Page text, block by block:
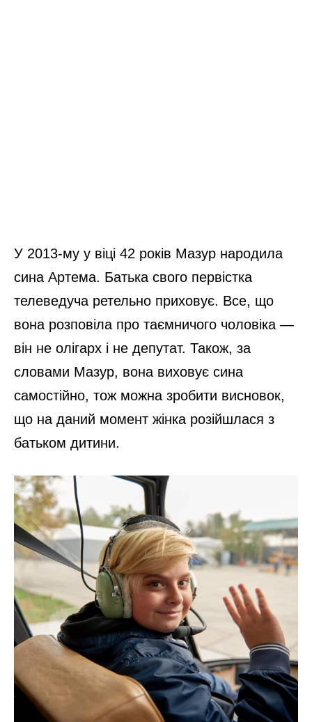
У 2013-му у віці 42 років Мазур народила
сина Артема. Батька свого первістка
телеведуча ретельно приховує. Все, що
вона розповіла про таємничого чоловіка —
він не олігарх і не депутат. Також, за
словами Мазур, вона виховує сина
самостійно, тож можна зробити висновок,
що на даний момент жінка розійшлася з
батьком дитини.